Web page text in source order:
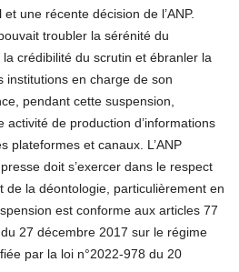
une récente décision de l’ANP.
troubler la sérénité du
crédibilité du scrutin et ébranler la
institutions en charge de son
pendant cette suspension,
activité de production d’informations
plateformes et canaux. L’ANP
doit s’exercer dans le respect
de la déontologie, particulièrement en
est conforme aux articles 77
27 décembre 2017 sur le régime
par la loi n°2022-978 du 20